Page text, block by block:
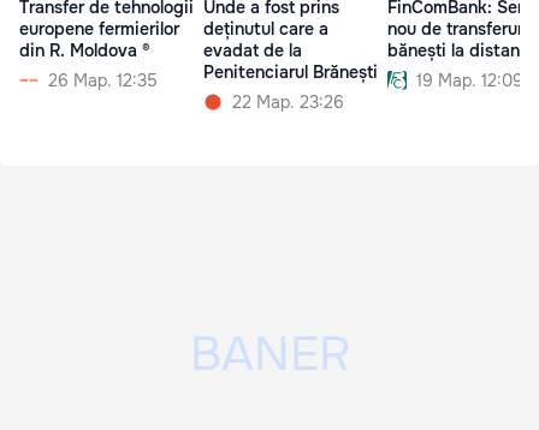
Transfer de tehnologii
europene fermierilor
din R. Moldova ®
26 Мар. 12:35
Unde a fost prins
deținutul care a
evadat de la
Penitenciarul Brănești
22 Мар. 23:26
FinComBank:
nou de transferuri
bănești la distanță
19 Мар. 12:09